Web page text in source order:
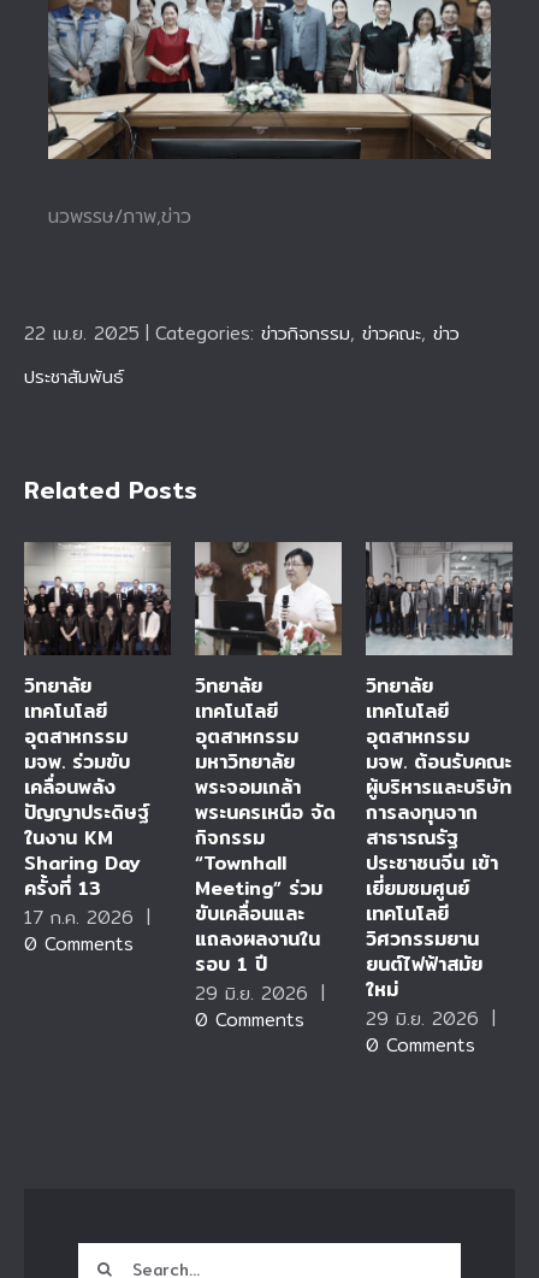
นวพรรษ/ภาพ,ข่าว
22 เม.ย. 2025 | Categories: ข่าวกิจกรรม, ข่าวคณะ, ข่าว
ประชาสัมพันธ์
Related Posts
วิทยาลัย
เทคโนโลยี
อุตสาหกรรม
มจพ. ร่วมขับ
เคลื่อนพลัง
ปัญญาประดิษฐ์
ในงาน KM
Sharing Day
ครั้งที่ 13
17 ก.ค. 2026 |
0 Comments
วิทยาลัย
เทคโนโลยี
อุตสาหกรรม
มหาวิทยาลัย
พระจอมเกล้า
พระนครเหนือ จัด
กิจกรรม
“Townhall
Meeting” ร่วม
ขับเคลื่อนและ
แถลงผลงานใน
รอบ 1 ปี
29 มิ.ย. 2026 |
0 Comments
วิทยาลัย
เทคโนโลยี
อุตสาหกรรม
มจพ. ต้อนรับคณะ
ผู้บริหารและบริษัท
การลงทุนจาก
สาธารณรัฐ
ประชาชนจีน เข้า
เยี่ยมชมศูนย์
เทคโนโลยี
วิศวกรรมยาน
ยนต์ไฟฟ้าสมัย
ใหม่
29 มิ.ย. 2026 |
0 Comments
Search